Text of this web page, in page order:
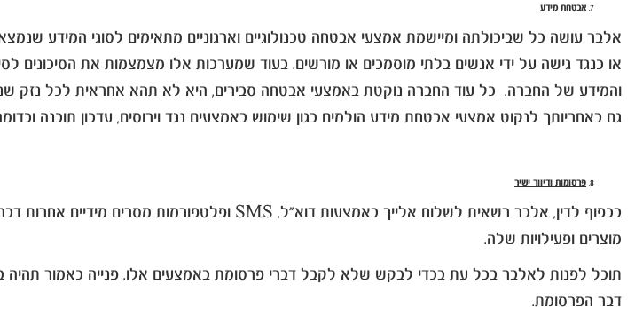
אבטחת מידע
אלבר עושה כל שביכולתה ומיישמת אמצעי אבטחה טכנולוגיים וארגוניים מתאימים לסוגי המידע
או כנגד גישה על ידי אנשים בלתי מוסמכים או מורשים. בעוד שמערכות אלו מצמצמות את הסיכונים
והמידע של החברה. כל עוד החברה נוקטת באמצעי אבטחה סבירים, היא לא תהא אחראית לכל נזק
גם באחריותך לנקוט אמצעי אבטחת מידע הולמים כגון שימוש באמצעים נגד וירוסים, עדכון תוכנה
פרסומות ודיוור ישיר
מוצרים ופעילויות שלה.
דבר הפרסומת.